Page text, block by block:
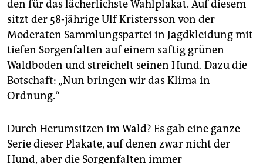
genossenschaft
epaper login
den für das lächerlichste Wahlplakat. Auf diesem
sitzt der 58-jährige Ulf Kristersson von der
Moderaten Sammlungspartei in Jagdkleidung mit
tiefen Sorgenfalten auf einem saftig grünen
Waldboden und streichelt seinen Hund. Dazu die
Botschaft: „Nun bringen wir das Klima in
Ordnung.“
Durch Herumsitzen im Wald? Es gab eine ganze
Serie dieser Plakate, auf denen zwar nicht der
Hund, aber die Sorgenfalten immer